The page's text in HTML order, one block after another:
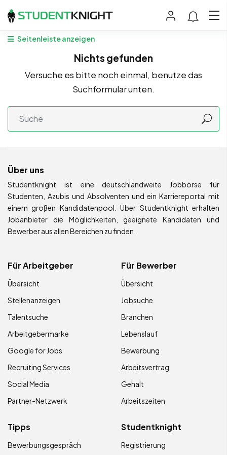
Seitenleiste anzeigen
Nichts gefunden
Versuche es bitte noch einmal, benutze das
Suchformular unten.
Über uns
Studentknight ist eine deutschlandweite Jobbörse für
Studenten, Azubis und Absolventen und ein Karriereportal mit
einem großen Kandidatenpool. Über Studentknight erhalten
Jobanbieter die Möglichkeiten, geeignete Kandidaten und
Bewerber aus allen Bereichen zu finden.
Für Arbeitgeber
Übersicht
Stellenanzeigen
Talentsuche
Arbeitgebermarke
Google for Jobs
Recruiting Services
Social Media
Partner-Netzwerk
Für Bewerber
Übersicht
Jobsuche
Branchen
Lebenslauf
Bewerbung
Arbeitsvertrag
Gehalt
Arbeitszeiten
Tipps
Bewerbungsgespräch
Studentknight
Registrierung